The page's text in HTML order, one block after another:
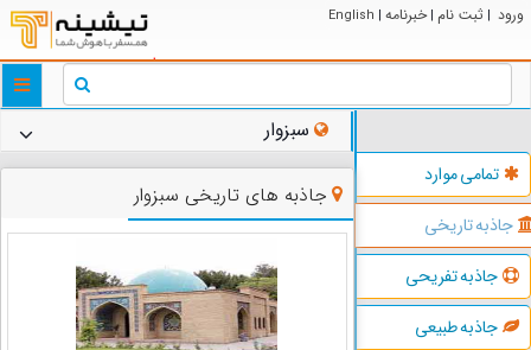
ورود | ثبت نام | خبرنامه |
English
تمامی موارد
جاذبه تاریخی
جاذبه تفریحی
جاذبه طبیعی
سبزوار
جاذبه های تاریخی سبزوار